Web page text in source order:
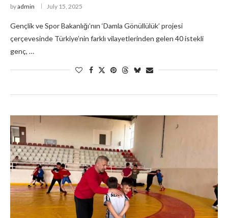
byadmin July 15, 2025
Gençlik ve Spor Bakanlığı’nın ‘Damla Gönüllülük’ projesi
çerçevesinde Türkiye’nin farklı vilayetlerinden gelen 40 istekli
genç, …